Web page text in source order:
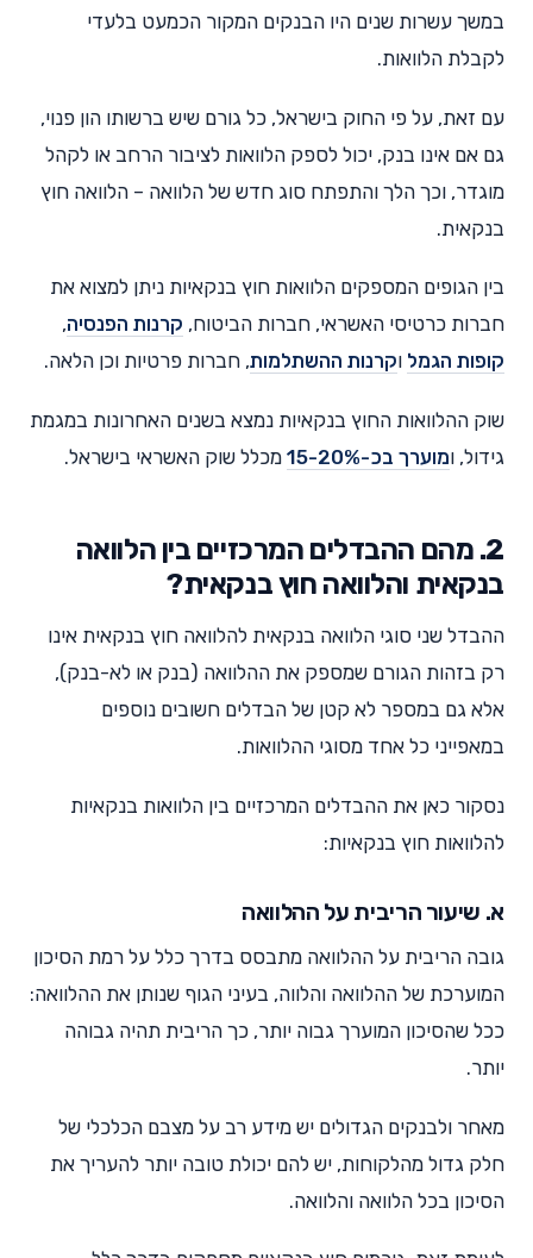
במשך עשרות שנים היו הבנקים המקור הכמעט בלעדי
לקבלת הלוואות.
עם זאת, על פי החוק בישראל, כל גורם שיש ברשותו הון פנוי,
גם אם אינו בנק, יכול לספק הלוואות לציבור הרחב או לקהל
מוגדר, וכך הלך והתפתח סוג חדש של הלוואה – הלוואה חוץ
בנקאית.
בין הגופים המספקים הלוואות חוץ בנקאיות ניתן למצוא את
חברות כרטיסי האשראי, חברות הביטוח, קרנות הפנסיה,
קופות הגמל וקרנות ההשתלמות, חברות פרטיות וכן הלאה.
שוק ההלוואות החוץ בנקאיות נמצא בשנים האחרונות במגמת
גידול, ומוערך בכ-15-20% מכלל שוק האשראי בישראל.
2. מהם ההבדלים המרכזיים בין הלוואה
בנקאית והלוואה חוץ בנקאית?
ההבדל שני סוגי הלוואה בנקאית להלוואה חוץ בנקאית אינו
רק בזהות הגורם שמספק את ההלוואה (בנק או לא-בנק),
אלא גם במספר לא קטן של הבדלים חשובים נוספים
במאפייני כל אחד מסוגי ההלוואות.
נסקור כאן את ההבדלים המרכזיים בין הלוואות בנקאיות
להלוואות חוץ בנקאיות:
א. שיעור הריבית על ההלוואה
גובה הריבית על ההלוואה מתבסס בדרך כלל על רמת הסיכון
המוערכת של ההלוואה והלווה, בעיני הגוף שנותן את ההלוואה:
ככל שהסיכון המוערך גבוה יותר, כך הריבית תהיה גבוהה
יותר.
מאחר ולבנקים הגדולים יש מידע רב על מצבם הכלכלי של
חלק גדול מהלקוחות, יש להם יכולת טובה יותר להעריך את
הסיכון בכל הלוואה והלוואה.